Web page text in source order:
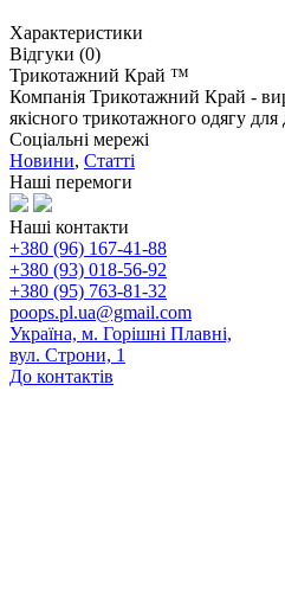
Характеристики
Відгуки (0)
Трикотажний Край ™
Компанія Трикотажний Край -
якісного трикотажного одягу для
Соціальні мережі
Новини, Статті
Наші перемоги
Наші контакти
+380 (96) 167-41-88
+380 (93) 018-56-92
+380 (95) 763-81-32
poops.pl.ua@gmail.com
Україна, м. Горішні Плавні,
вул. Строни, 1
До контактів